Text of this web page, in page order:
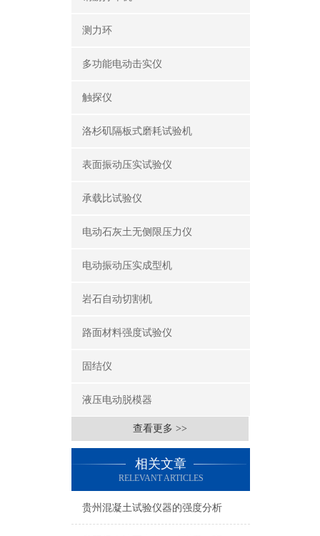
测力环
多功能电动击实仪
触探仪
洛杉矶隔板式磨耗试验机
表面振动压实试验仪
承载比试验仪
电动石灰土无侧限压力仪
电动振动压实成型机
岩石自动切割机
路面材料强度试验仪
固结仪
液压电动脱模器
查看更多 >>
相关文章
RELEVANT ARTICLES
贵州混凝土试验仪器的强度分析